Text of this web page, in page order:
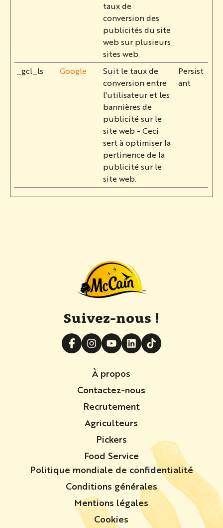
taux de
conversion des
publicités du site
web sur plusieurs
sites web.
_gcl_ls Google
Suit le taux de
conversion entre
l'utilisateur et les
bannières de
publicité sur le
site web - Ceci
sert à optimiser la
pertinence de la
publicité sur le
site web.
Persist
ant
Suivez-nous !
À propos
Contactez-nous
Recrutement
Agriculteurs
Pickers
Food Service
Politique mondiale de confidentialité
Conditions générales
Mentions légales
Cookies